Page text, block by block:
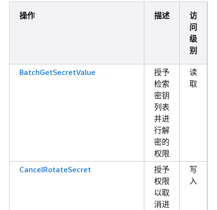
操作 描述
访
问
级
别
BatchGetSecretValue
授予
检索
密钥
列表
并进
行解
密的
权限
读
取
CancelRotateSecret
授予
权限
以取
消进
写
入